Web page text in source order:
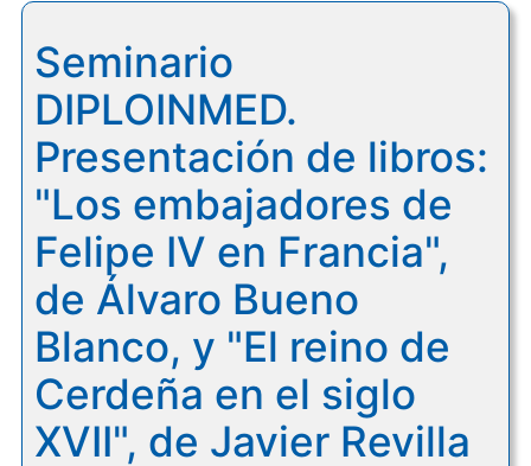
Seminario
DIPLOINMED.
Presentación de libros:
"Los embajadores de
Felipe IV en Francia",
de Álvaro Bueno
Blanco, y "El reino de
Cerdeña en el siglo
XVII", de Javier Revilla